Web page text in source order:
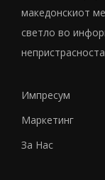
македонскиот
светло во
Импресум
Маркетинг
За Нас